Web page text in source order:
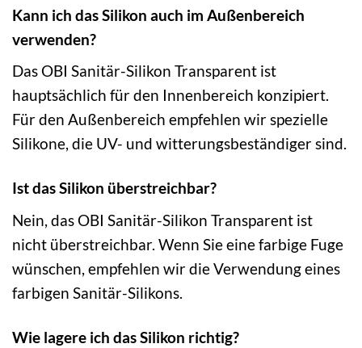
Kann ich das Silikon auch im Außenbereich
verwenden?
Das OBI Sanitär-Silikon Transparent ist
hauptsächlich für den Innenbereich konzipiert.
Für den Außenbereich empfehlen wir spezielle
Silikone, die UV- und witterungsbeständiger sind.
Ist das Silikon überstreichbar?
Nein, das OBI Sanitär-Silikon Transparent ist
nicht überstreichbar. Wenn Sie eine farbige Fuge
wünschen, empfehlen wir die Verwendung eines
farbigen Sanitär-Silikons.
Wie lagere ich das Silikon richtig?